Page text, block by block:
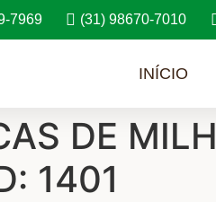
7969 (31) 98670-7010
INÍCIO
DE
1401